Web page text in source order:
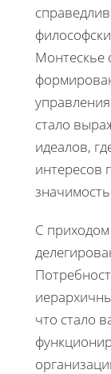
Монтескье
стало
идеалов,
интересов
С
что стало